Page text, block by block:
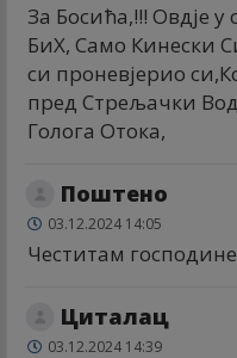
За Босића,!!! Овдје
БиХ, Само Кинески
си проневјерио
пред Стрељачки
Голога Отока,
Поштено
03.12.2024 14:05
Честитам
Циталац
03.12.2024 14:39